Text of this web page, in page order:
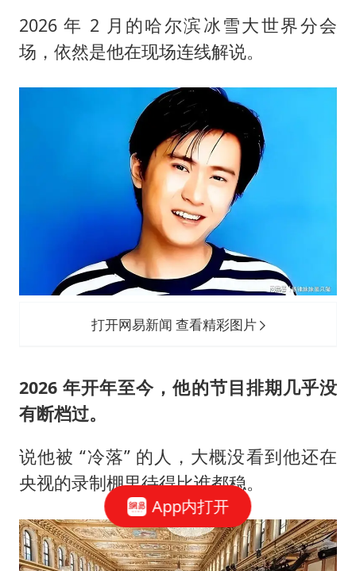
2026 年 2 月的哈尔滨冰雪大世界分会
场，依然是他在现场连线解说。
打开网易新闻 查看精彩图片
2026 年开年至今，他的节目排期几乎没
有断档过。
说他被 “冷落” 的人，大概没看到他还在
央视的录制棚里待得比谁都稳。
App内打开